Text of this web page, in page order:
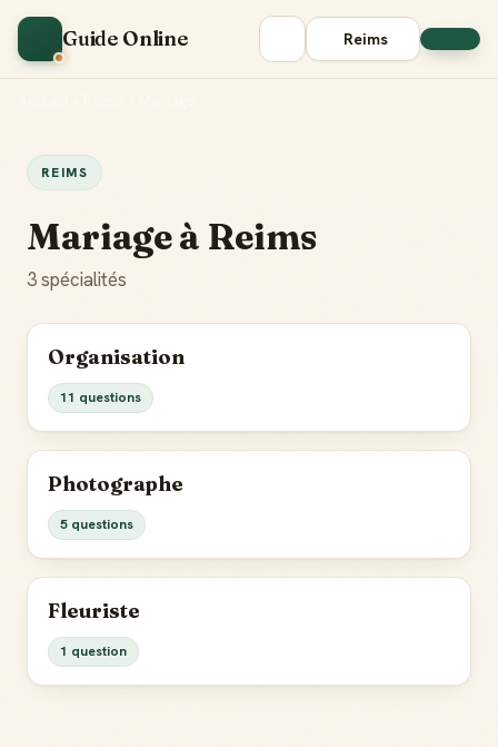
Guide Online Reims
REIMS
Mariage à Reims
3 spécialités
Organisation
11 questions
Photographe
5 questions
Fleuriste
1 question